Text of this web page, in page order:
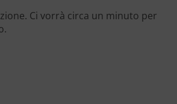
Ci vorrà circa un minuto per